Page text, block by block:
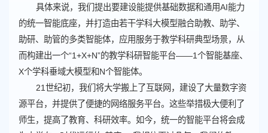
具体来说，我们提出要建设能提供基础数据和通用AI能力
的统一智能底座，并打造由若干学科大模型融合助教、助学、
助研、助管的多类智能体，应用服务于教学科研典型场景，从
而构建出一个“1+X+N”的教学科研智能平台——1个智能基座、
X个学科垂域大模型和N个智能体。
21世纪初，我们将大学搬上了互联网，建设了大量数字资
源平台，并提供了便捷的网络服务平台。这些举措极大便利了
师生，提高了教育、科研效率。如今，统一的智能平台将会成